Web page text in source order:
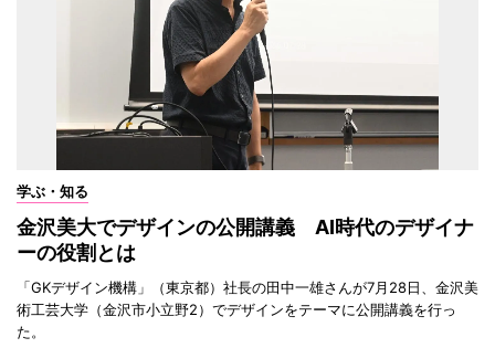
学ぶ・知る
金沢美大でデザインの公開講義 AI時代のデザイナ
ーの役割とは
「GKデザイン機構」（東京都）社長の田中一雄さんが7月28日、金沢美
術工芸大学（金沢市小立野2）でデザインをテーマに公開講義を行っ
た。